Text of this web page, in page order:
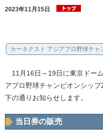
2023年11月15日
カーネクスト アジアプロ野球チャ
11月16日～19日に東京ドー
アプロ野球チャンピオンシッ
下の通りお知らせします。
当日券の販売